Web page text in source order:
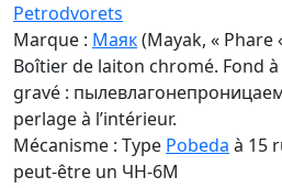
Petrodvorets
Marque : Маяк(Mayak, « Phare
Boîtier de laiton chromé. Fond
gravé :
perlage à l’intérieur.
Mécanisme : Type Pobeda à 15
peut-être un ЧН-6М